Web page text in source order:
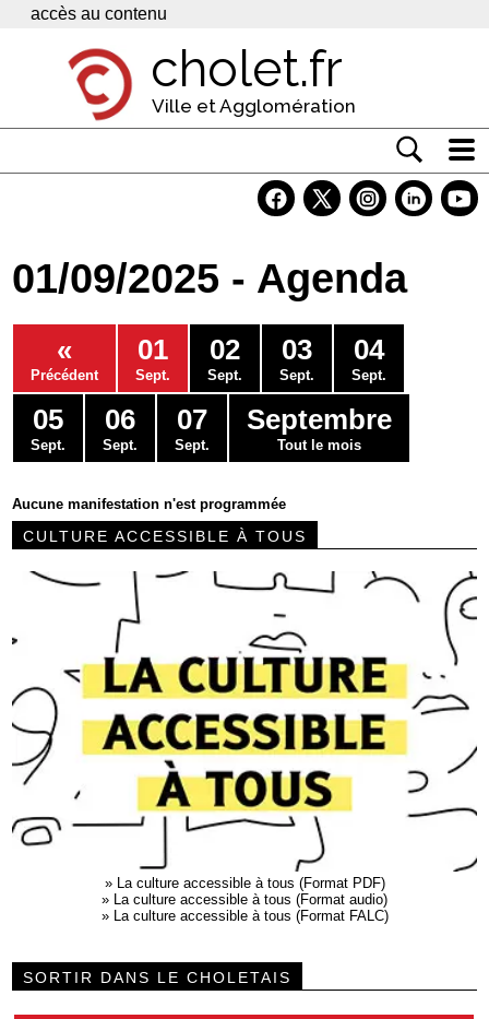
Panneau de gestion des cookies
accès au contenu
cholet.fr
Ville et Agglomération
Economie
Services
Contacts
01/09/2025 - Agenda
«
Précédent
01
Sept.
02
Sept.
03
Sept.
04
Sept.
05
Sept.
06
Sept.
07
Sept.
Septembre
Tout le mois
Aucune manifestation n'est programmée
CULTURE ACCESSIBLE À TOUS
»
La culture accessible à tous (Format PDF)
»
La culture accessible à tous (Format audio)
»
La culture accessible à tous (Format FALC)
SORTIR DANS LE CHOLETAIS